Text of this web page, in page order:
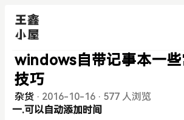
windows自带记事本一
技巧
杂货 · 2016-10-16 · 577 人浏览
一.可以自动添加时间